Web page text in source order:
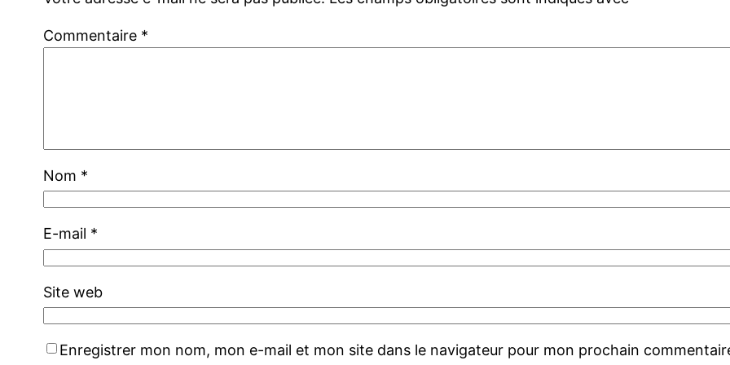
Commentaire *
Nom *
E-mail *
Site web
Enregistrer mon nom, mon e-mail et mon site dans le navigateur pour mon prochain